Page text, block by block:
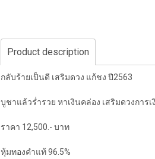
Product description
กลับร้ายเป็นดี‎ เสริมดวง แก้ชง ปี2563
บูชาแล้วร่ำรวย หาเงินคล่อง เสริมดวงการ
ราคา 12,500.- บาท
หุ้มทองคำแท้ 96.5%